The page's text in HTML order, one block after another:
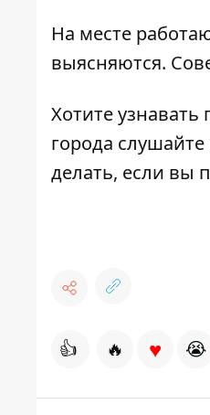
На месте
выясняются.
Хотите
города
делать, если вы
👍 🔥 ♥ 😭